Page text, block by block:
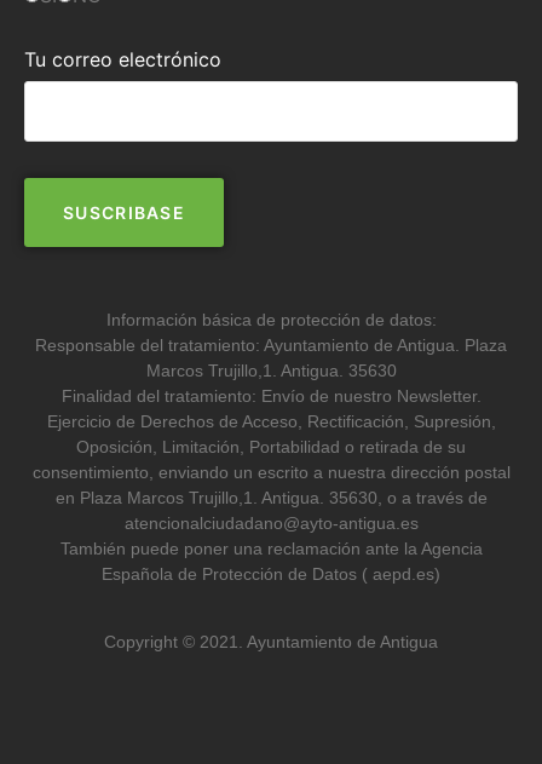
Tu correo electrónico
Información básica de protección de datos:
Responsable del tratamiento: Ayuntamiento de Antigua. Plaza
Marcos Trujillo,1. Antigua. 35630
Finalidad del tratamiento: Envío de nuestro Newsletter.
Ejercicio de Derechos de Acceso, Rectificación, Supresión,
Oposición, Limitación, Portabilidad o retirada de su
consentimiento, enviando un escrito a nuestra dirección postal
en Plaza Marcos Trujillo,1. Antigua. 35630, o a través de
atencionalciudadano@ayto-antigua.es
También puede poner una reclamación ante la Agencia
Española de Protección de Datos ( aepd.es)
Copyright © 2021. Ayuntamiento de Antigua